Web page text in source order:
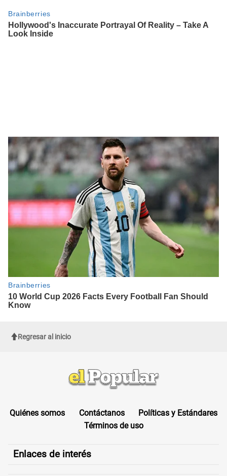
Regresar al inicio
Quiénes somos Contáctanos
Políticas y Estándares
Términos de uso
Enlaces de interés